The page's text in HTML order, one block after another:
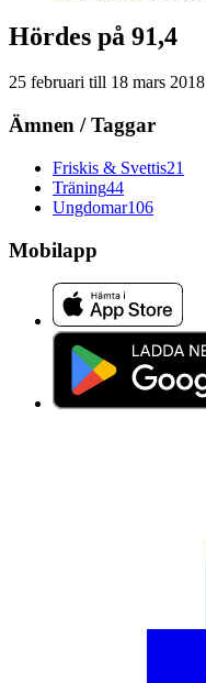
Hördes på 91,4
25 februari till 18 mars 2018
Ämnen / Taggar
Friskis & Svettis21
Träning44
Ungdomar106
Mobilapp